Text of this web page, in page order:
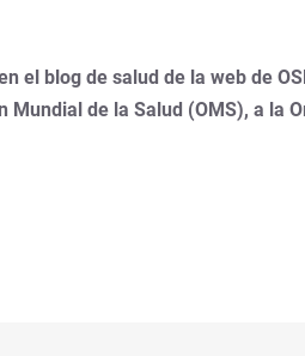
el blog de salud de la web de
Mundial de la Salud (OMS), a la